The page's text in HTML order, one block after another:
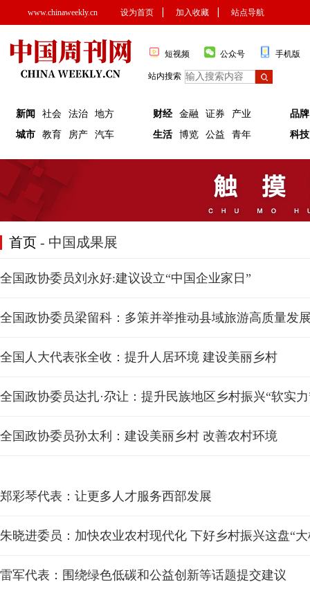
www.chinaweekly.cn 设为首页 加入收藏 站点导航
短视频 公众号 手机版
站内搜索
新闻 社会 法治
地方
城市
教育 房产 汽车
财经 金融 证券
产业
生活
博览 公益 青年
品牌
科技
首页 - 中国成果展
全国政协委员刘永好:建议设立“中国企业家日”
全国政协委员梁留科：多策并举推动县域旅游高质量发
全国人大代表张全收：提升人居环境 建设美丽乡村
全国政协委员达扎·尕让：提升民族地区乡村振兴“软实力
全国政协委员孙太利：建设美丽乡村 改善农村环境
郑彩琴代表：让更多人才服务西部发展
朱晓进委员：加快农业农村现代化 下好乡村振兴这盘“大
雷军代表：围绕绿色低碳和公益创新等话题提交建议